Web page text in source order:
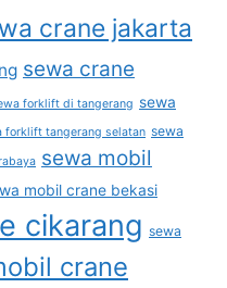
crane jakarta
sewa crane
forklift di tangerang sewa
forklift tangerang selatan sewa
sewa mobil
mobil crane bekasi
cikarang sewa
crane